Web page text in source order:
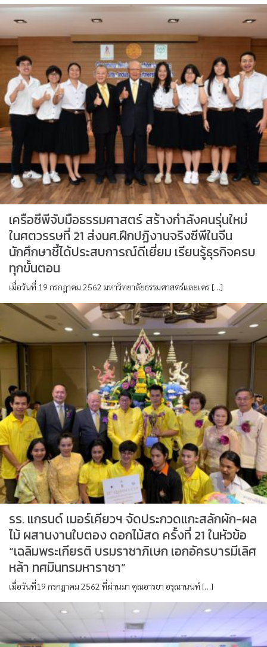
เครือซีพีจับมือธรรมศาสตร์ สร้างกำลังคนรุ่นใหม่
ในศตวรรษที่ 21 ส่งนศ.ฝึกปฏิงานจริงซีพีในจีน
นักศึกษาชี้ได้ประสบการณ์ดีเยี่ยม เรียนรู้ธุรกิจครบ
ทุกขั้นตอน
เมื่อวันที่ 19 กรกฎาคม 2562 มหาวิทยาลัยธรรมศาสตร์และเคร […]
รร. แกรนด์ เมอร์เคียวฯ จัดประกวดแกะสลักผัก-ผล
ไม้ ผสานงานใบตอง ดอกไม้สด ครั้งที่ 21 ในหัวข้อ
“เฉลิมพระเกียรติ บรมราชาภิเษก เอกอัครบารมีเลิศ
หล้า ทศมินทรมหาราชา”
เมื่อวันที่19 กรกฎาคม 2562 ที่ผ่านมา คุณอารยา อรุณานนท์ […]